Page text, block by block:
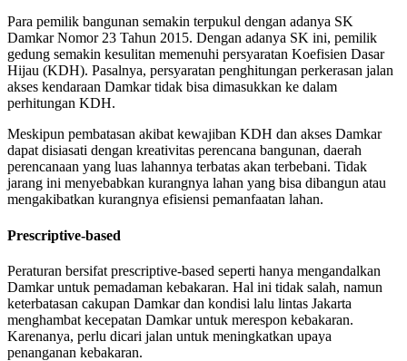
Para pemilik bangunan semakin terpukul dengan adanya SK
Damkar Nomor 23 Tahun 2015. Dengan adanya SK ini, pemilik
gedung semakin kesulitan memenuhi persyaratan Koefisien Dasar
Hijau (KDH). Pasalnya, persyaratan penghitungan perkerasan jalan
akses kendaraan Damkar tidak bisa dimasukkan ke dalam
perhitungan KDH.
Meskipun pembatasan akibat kewajiban KDH dan akses Damkar
dapat disiasati dengan kreativitas perencana bangunan, daerah
perencanaan yang luas lahannya terbatas akan terbebani. Tidak
jarang ini menyebabkan kurangnya lahan yang bisa dibangun atau
mengakibatkan kurangnya efisiensi pemanfaatan lahan.
Prescriptive-based
Peraturan bersifat prescriptive-based seperti hanya mengandalkan
Damkar untuk pemadaman kebakaran. Hal ini tidak salah, namun
keterbatasan cakupan Damkar dan kondisi lalu lintas Jakarta
menghambat kecepatan Damkar untuk merespon kebakaran.
Karenanya, perlu dicari jalan untuk meningkatkan upaya
penanganan kebakaran.